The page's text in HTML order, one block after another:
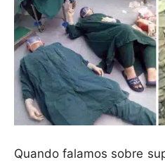
Quando falamos sobre